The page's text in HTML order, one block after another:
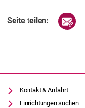
Seite teilen:
Kontakt & Anfahrt
Einrichtungen suchen